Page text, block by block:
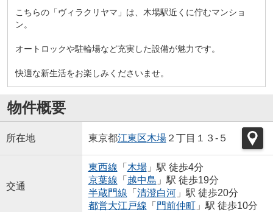
こちらの「ヴィラクリヤマ」は、木場駅近くに佇むマンショ
ン。
オートロックや駐輪場など充実した設備が魅力です。
快適な新生活をお楽しみくださいませ。
物件概要
所在地 東京都江東区木場２丁目１３-５
交通
東西線 「 木場」駅 徒歩4分
京葉線 「 越中島 」駅 徒歩19分
半蔵門線 「 清澄白河」駅 徒歩20分
都営大江戸線 「 門前仲町」駅 徒歩10分